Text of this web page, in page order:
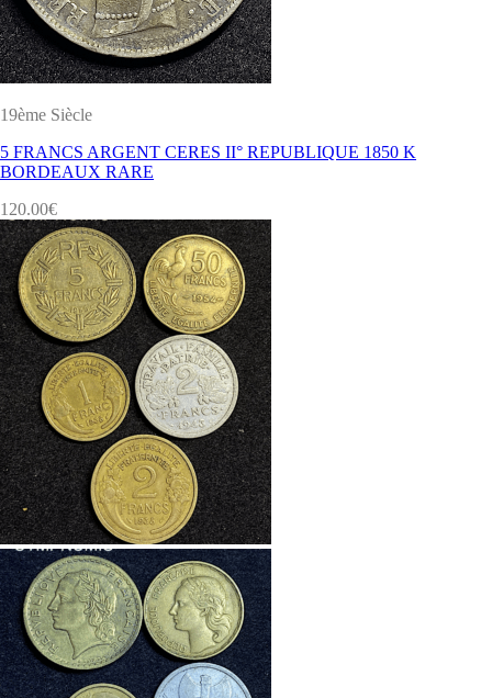
19ème Siècle
5 FRANCS ARGENT CERES II° REPUBLIQUE 1850 K
BORDEAUX RARE
120.00€